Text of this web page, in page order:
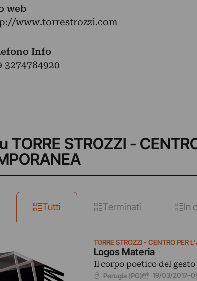
web
www.torrestrozzi.com
Info
3274784920
TORRE STROZZI -
Tutti Terminati In
TORRE STROZZI - CENTRO PER
Logos Materia
Il corpo poetico del
Perugia (PG) 19/03/2017–